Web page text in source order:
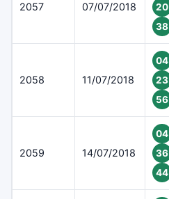
2057 07/07/2018
20
38
2058 11/07/2018
04
23
56
2059 14/07/2018
04
36
44